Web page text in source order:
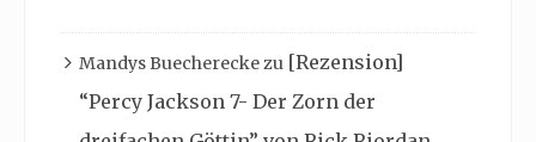
Mandys Buechereckezu [Rezension]
“Percy Jackson 7- Der Zorn der